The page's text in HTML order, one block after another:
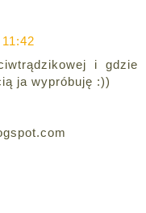
i gdzie
ja wypróbuję :))